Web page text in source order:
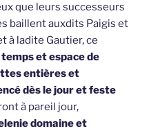
que leurs successeurs
baillent auxdits Paigis et
à ladite Gautier, ce
et espace de
entières et
dès le jour et feste
à pareil jour,
domaine et